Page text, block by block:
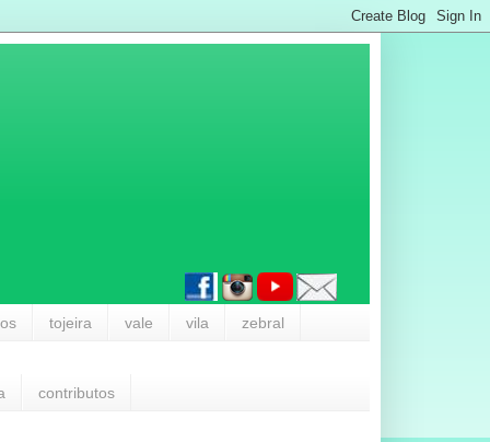
tojeira vale vila zebral
contributos